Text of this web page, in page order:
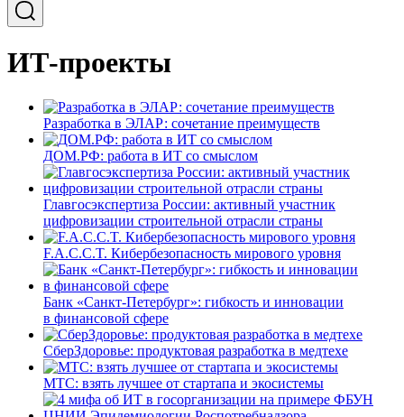
ИТ-проекты
Разработка в ЭЛАР: сочетание преимуществ
ДОМ.РФ: работа в ИТ со смыслом
Главгосэкспертиза России: активный участник
цифровизации строительной отрасли страны
F.A.C.C.T. Кибербезопасность мирового уровня
Банк «Санкт-Петербург»: гибкость и инновации
в финансовой сфере
СберЗдоровье: продуктовая разработка в медтехе
МТС: взять лучшее от стартапа и экосистемы